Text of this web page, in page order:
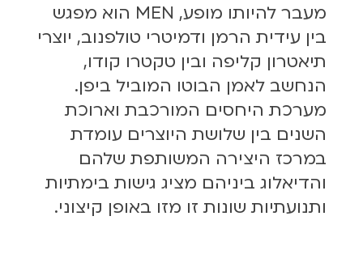
מעבר להיותו מופע, MEN הוא מפגש
בין עידית הרמן ודמיטרי טולפנוב, יוצרי
תיאטרון קליפה ובין טקטרו קודו,
הנחשב לאמן הבוטו המוביל ביפן.
מערכת היחסים המורכבת וארוכת
השנים בין שלושת היוצרים עומדת
במרכז היצירה המשותפת שלהם
והדיאלוג ביניהם מציג גישות בימתיות
ותנועתיות שונות זו מזו באופן קיצוני.